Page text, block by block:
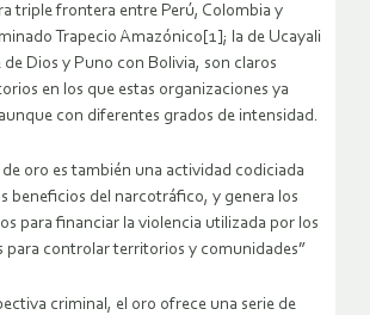
triple frontera entre Perú, Colombia y
Trapecio Amazónico[1]; la de Ucayali
Dios y Puno con Bolivia, son claros
en los que estas organizaciones ya
con diferentes grados de intensidad.
oro es también una actividad codiciada
beneficios del narcotráfico, y genera los
para financiar la violencia utilizada por los
para controlar territorios y comunidades”
criminal, el oro ofrece una serie de